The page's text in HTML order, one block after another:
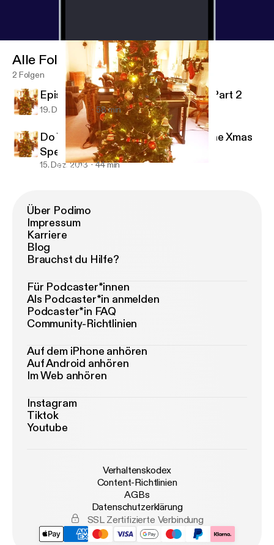
Episode 7 - The Xmas Special 2011 Part 2
Alle Folgen
2 Folgen
Episode 7 - The Xmas Special 2011 Part 2
19. Dez. 2013 58 min
Do You Like Stuff??? Episode 6 - The Xmas
Special 2011 pt 1
15. Dez. 2013 44 min
Über Podimo
Impressum
Karriere
Blog
Brauchst du Hilfe?
Für Podcaster*innen
Als Podcaster*in anmelden
Podcaster*in FAQ
Community-Richtlinien
Auf dem iPhone anhören
Auf Android anhören
Im Web anhören
Instagram
Tiktok
Youtube
Verhaltenskodex
Content-Richtlinien
AGBs
Datenschutzerklärung
SSL Zertifizierte Verbindung